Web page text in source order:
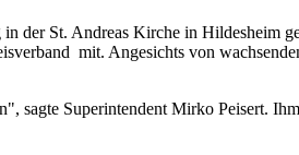
der St. Andreas Kirche in
mit. Angesichts von
sagte Superintendent Mirko Peisert.